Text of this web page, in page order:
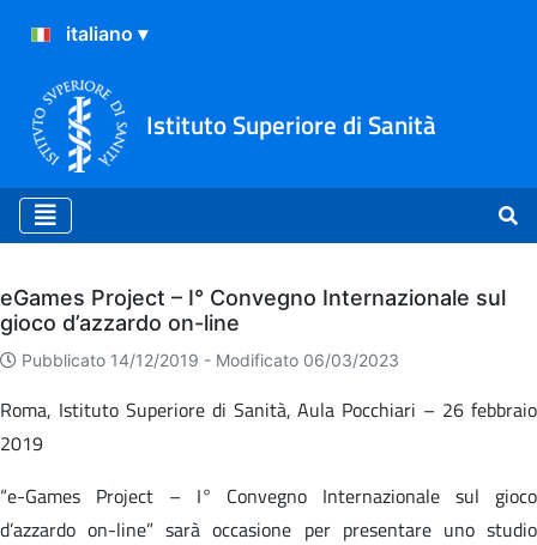
Istituto Superiore di Sanità
Archivio
eGames Project – I° Convegno Internazionale sul
gioco d’azzardo on-line
Pubblicato 14/12/2019 - Modificato 06/03/2023
Roma, Istituto Superiore di Sanità, Aula Pocchiari – 26 febbraio
2019
“e-Games Project – I° Convegno Internazionale sul gioco
d’azzardo on-line” sarà occasione per presentare uno studio